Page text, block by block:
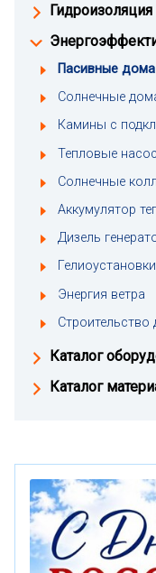
Гидроизоляция
Пасивные дома
Солнечные
Камины с
Тепловые
Солнечные
Аккумулятор
Дизель
Гелиоустановки
Энергия ветра
Строительство
Каталог
Каталог